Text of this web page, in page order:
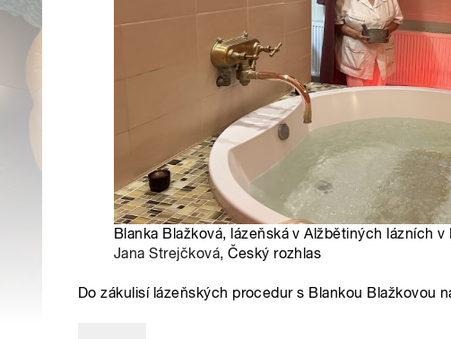
Blanka Blažková, lázeňská v Alžbětiných lázních
Jana Strejčková, Český rozhlas
Do zákulisí lázeňských procedur s Blankou Blažkovou